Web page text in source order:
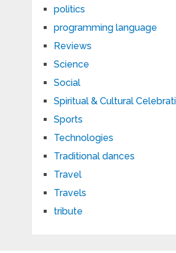
politics
programming language
Reviews
Science
Social
Spiritual & Cultural
Sports
Technologies
Traditional dances
Travel
Travels
tribute